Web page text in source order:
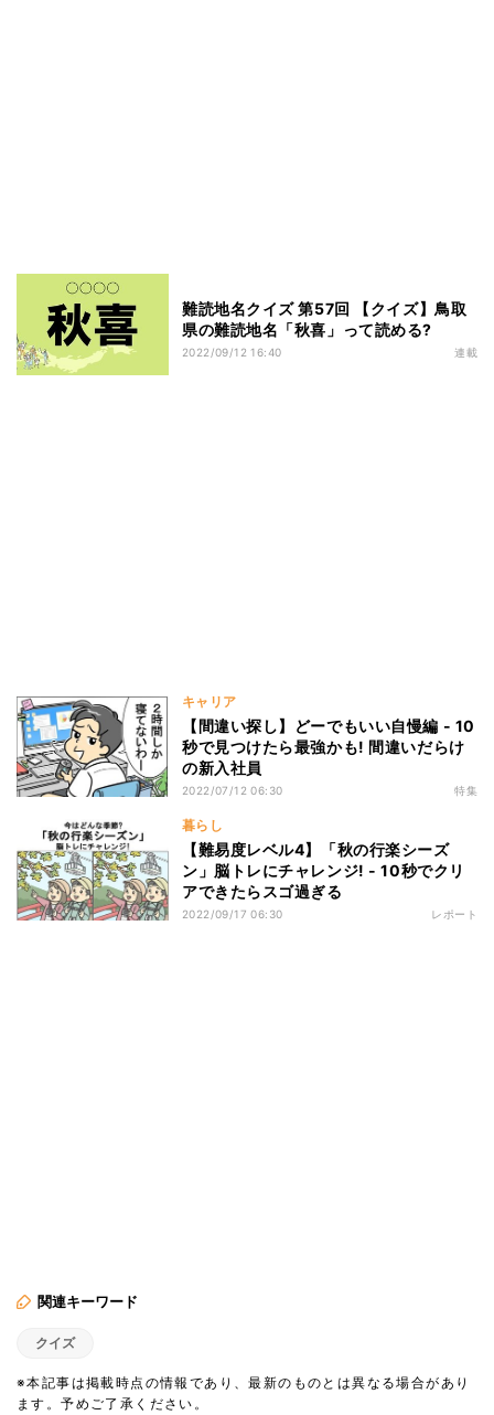
難読地名クイズ 第57回 【クイズ】鳥取
県の難読地名「秋喜」って読める?
2022/09/12 16:40 連載
キャリア
【間違い探し】どーでもいい自慢編 - 10
秒で見つけたら最強かも! 間違いだらけ
の新入社員
2022/07/12 06:30 特集
暮らし
【難易度レベル4】「秋の行楽シーズ
ン」脳トレにチャレンジ! - 10秒でクリ
アできたらスゴ過ぎる
2022/09/17 06:30 レポート
関連キーワード
クイズ
※本記事は掲載時点の情報であり、最新のものとは異なる場合があり
ます。予めご了承ください。